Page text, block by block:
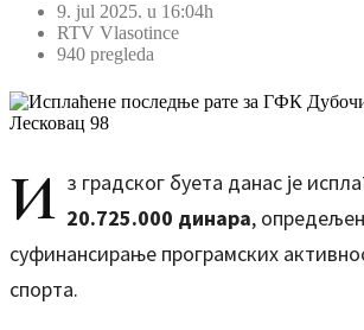
9. jul 2025. u 16:04h
RTV Vlasotince
940 pregleda
И з градског буета данас је
20.725.000 динара,
суфинансирање програмских
спорта.